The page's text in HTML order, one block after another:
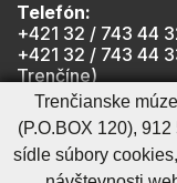
Telefón:
+421 32 / 743 44
+421 32 / 743 44
Trenčíne)
+421 901 918
počas otváracích
Trenčianske
(P.O.BOX 120),
sídle súbory